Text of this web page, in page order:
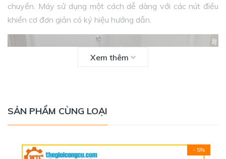
chuyển. Máy sử dụng một cách dễ dàng với các nút điều
khiển cơ đơn giản có ký hiệu hướng dẫn.
Xem thêm
SẢN PHẨM CÙNG LOẠI
- 5%